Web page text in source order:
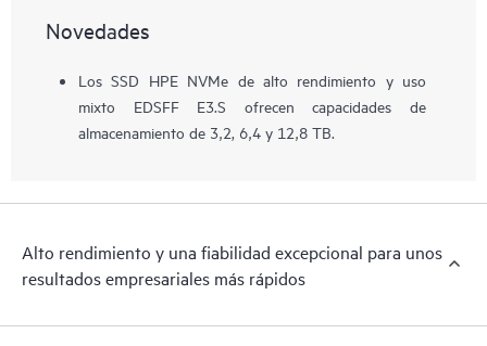
Novedades
Los SSD HPE NVMe de alto rendimiento y uso
mixto EDSFF E3.S ofrecen capacidades de
almacenamiento de 3,2, 6,4 y 12,8 TB.
Alto rendimiento y una fiabilidad excepcional para unos
resultados empresariales más rápidos